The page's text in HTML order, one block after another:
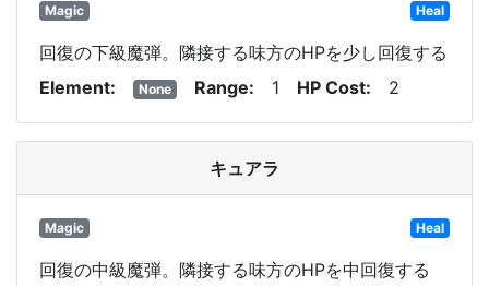
Magic Heal
回復の下級魔弾。隣接する味方のHPを少し回復する
Element
None Range 1 HP Cost 2
キュアラ
Magic Heal
回復の中級魔弾。隣接する味方のHPを中回復する